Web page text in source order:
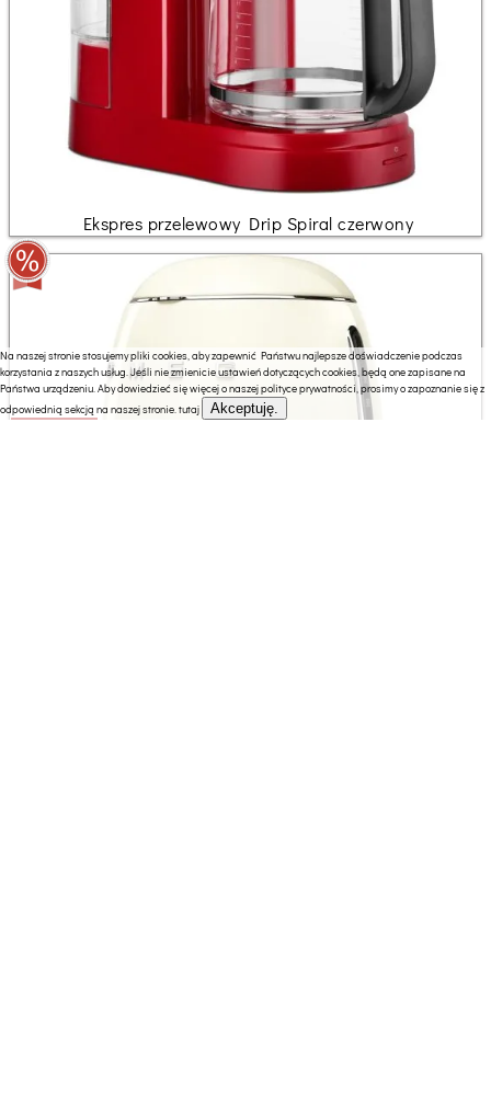
Ekspres przelewowy Drip Spiral czerwony
Na naszej stronie stosujemy pliki cookies, aby zapewnić Państwu najlepsze doświadczenie podczas
korzystania z naszych usług. Jeśli nie zmienicie ustawień dotyczących cookies, będą one zapisane na
Państwa urządzeniu. Aby dowiedzieć się więcej o naszej polityce prywatności, prosimy o zapoznanie się z
odpowiednią sekcją na naszej stronie.tutaj Akceptuję.